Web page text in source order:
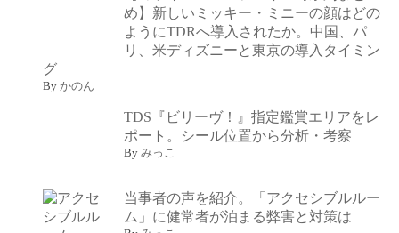
め】新しいミッキー・ミニーの顔はどの
ようにTDRへ導入されたか。中国、パ
リ、米ディズニーと東京の導入タイミン
グ
By かのん
TDS『ビリーヴ！』指定鑑賞エリアをレ
ポート。シール位置から分析・考察
By みっこ
当事者の声を紹介。「アクセシブルルー
ム」に健常者が泊まる弊害と対策は